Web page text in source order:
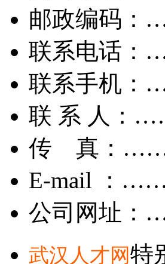
邮政编码
联系电话
联系手机
联 系 人
传 真：
E-mail ：
公司网址
武汉人才网特